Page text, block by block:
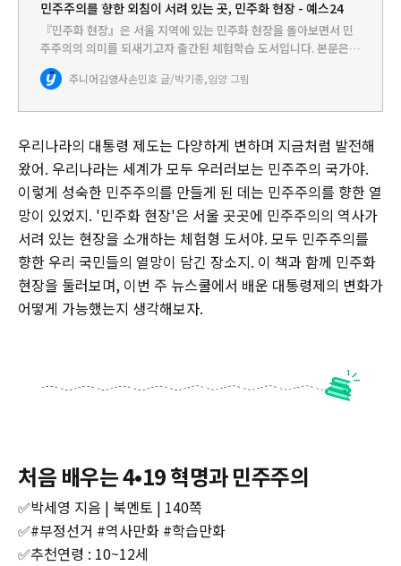
민주주의를 향한 외침이 서려 있는 곳, 민주화 현장 - 예스24
『민주화 현장』은 서울 지역에 있는 민주화 현장을 돌아보면서 민
주주의의 의미를 되새기고자 출간된 체험학습 도서입니다. 본문은
크게 세 부분으로 나누어 첫 번째에는 이승만 정권과 관련된 민주화
현장을 답사하고, 두 번째에는 박정희 정권과 관련된 민주화 현장을
주니어김영사손민호 글/박기종,임양 그림
우리나라의 대통령 제도는 다양하게 변하며 지금처럼 발전해
왔어. 우리나라는 세계가 모두 우러러보는 민주주의 국가야.
이렇게 성숙한 민주주의를 만들게 된 데는 민주주의를 향한 열
망이 있었지. '민주화 현장'은 서울 곳곳에 민주주의의 역사가
서려 있는 현장을 소개하는 체험형 도서야. 모두 민주주의를
향한 우리 국민들의 열망이 담긴 장소지. 이 책과 함께 민주화
현장을 둘러보며, 이번 주 뉴스쿨에서 배운 대통령제의 변화가
어떻게 가능했는지 생각해보자.
처음 배우는 4•19 혁명과 민주주의
✅박세영 지음 | 북멘토 | 140쪽
✅#부정선거 #역사만화 #학습만화
✅추천연령 : 10~12세